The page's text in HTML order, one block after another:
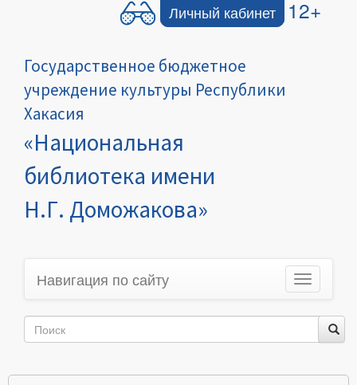
Личный кабинет 12+
Государственное бюджетное
учреждение культуры Республики
Хакасия
«Национальная
библиотека имени
Н.Г. Доможакова»
Toggle
navigation
Навигация по сайту